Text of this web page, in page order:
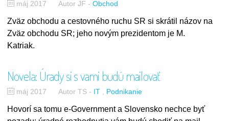
máj 2017 Autor JF-Obchod
Zväz obchodu a cestovného ruchu SR si skrátil názov na
Zväz obchodu SR; jeho novým prezidentom je M.
Katriak.
Novela: Úrady si s vami budú mailovať
máj 2017 Autor TS- IT Podnikanie
Hovorí sa tomu e-Government a Slovensko nechce byť